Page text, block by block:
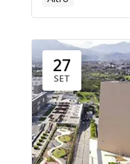
27
SET